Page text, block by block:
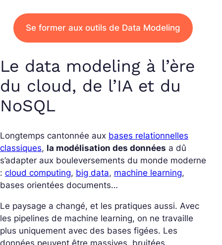
Se former aux outils de Data Modeling
Le data modeling à l’ère
du cloud, de l’IA et du
NoSQL
Longtemps cantonnée aux bases relationnelles
classiques, la modélisation des données a dû
s’adapter aux bouleversements du monde moderne
: cloud computing, big data, machine learning,
bases orientées documents…
Le paysage a changé, et les pratiques aussi. Avec
les pipelines de machine learning, on ne travaille
plus uniquement avec des bases figées. Les
données peuvent être massives, bruitées,